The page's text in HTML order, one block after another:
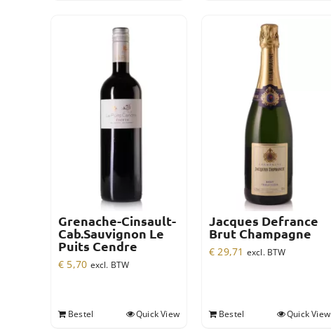
Grenache-Cinsault-
Cab.Sauvignon Le
Puits Cendre
€ 5,70 excl. BTW
Bestel Quick View
Jacques Defrance
Brut Champagne
€ 29,71 excl. BTW
Bestel Quick View